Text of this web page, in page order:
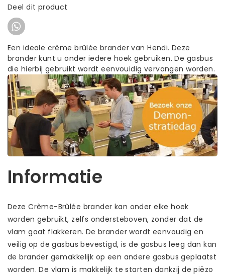
Deel dit product
Een ideale crème brûlée brander van Hendi. Deze
brander kunt u onder iedere hoek gebruiken. De gasbus
die hierbij gebruikt wordt eenvouidig vervangen worden.
Informatie
Deze Crème-Brûlée brander kan onder elke hoek
worden gebruikt, zelfs ondersteboven, zonder dat de
vlam gaat flakkeren. De brander wordt eenvoudig en
veilig op de gasbus bevestigd, is de gasbus leeg dan kan
de brander gemakkelijk op een andere gasbus geplaatst
worden. De vlam is makkelijk te starten dankzij de piëzo